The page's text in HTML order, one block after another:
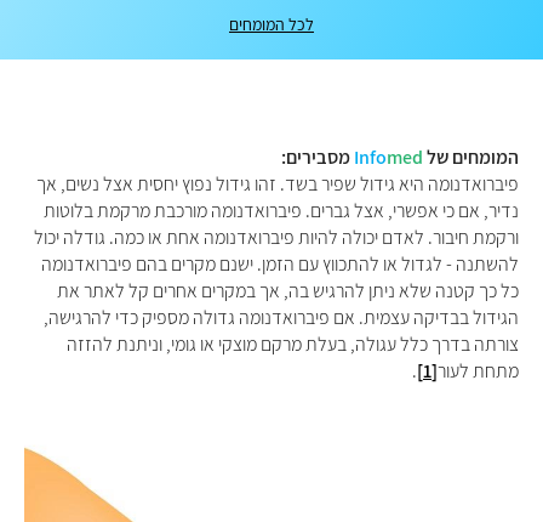
לכל המומחים
המומחים של Infomed
מסבירים:
פיברואדנומה היא גידול שפיר בשד. זהו גידול נפוץ יחסית אצל נשים, אך
נדיר, אם כי אפשרי, אצל גברים. פיברואדנומה מורכבת מרקמת בלוטות
ורקמת חיבור. לאדם יכולה להיות פיברואדנומה אחת או כמה. גודלה יכול
להשתנה - לגדול או להתכווץ עם הזמן.ישנם מקרים בהם פיברואדנומה
כל כך קטנה שלא ניתן להרגיש בה, אך במקרים אחרים קל לאתר את
הגידול בבדיקה עצמית. אם פיברואדנומה גדולה מספיק כדי להרגישה,
צורתה בדרך כלל עגולה, בעלת מרקם מוצקי או גומי, וניתנת להזזה
מתחת לעור[1]
.